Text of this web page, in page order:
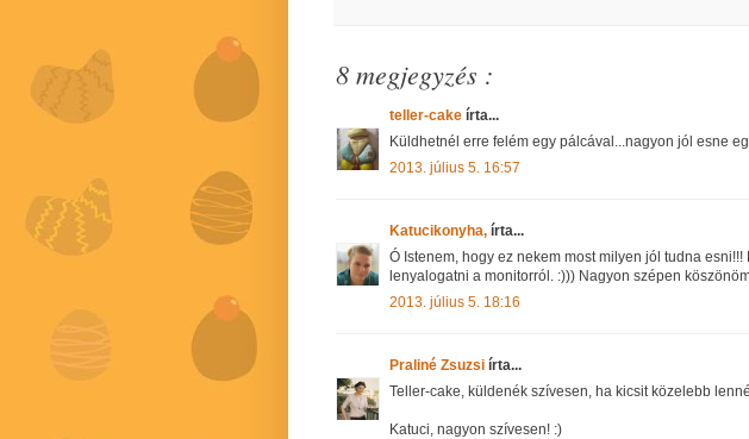
8 megjegyzés :
teller-cake írta...
Küldhetnél erre felém egy pálcával...nagyon jól esne
2013. július 5. 16:57
Katucikonyha, írta...
Ó Istenem, hogy ez nekem most milyen jól tudna
lenyalogatni a monitorról. :))) Nagyon szépen
2013. július 5. 18:16
Praliné Zsuzsi írta...
Teller-cake, küldenék szívesen, ha kicsit közelebb
Katuci, nagyon szívesen! :)